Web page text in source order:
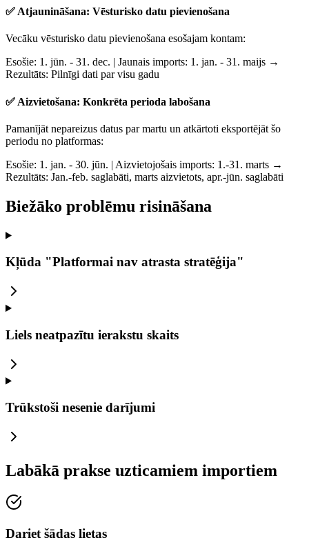
✅ Atjaunināšana: Vēsturisko datu pievienošana
Vecāku vēsturisko datu pievienošana esošajam kontam:
Esošie: 1. jūn. - 31. dec. | Jaunais imports: 1. jan. - 31. maijs →
Rezultāts: Pilnīgi dati par visu gadu
✅ Aizvietošana: Konkrēta perioda labošana
Pamanījāt nepareizus datus par martu un atkārtoti eksportējāt šo
periodu no platformas:
Esošie: 1. jan. - 30. jūn. | Aizvietojošais imports: 1.-31. marts →
Rezultāts: Jan.-feb. saglabāti, marts aizvietots, apr.-jūn. saglabāti
Biežāko problēmu risināšana
Kļūda "Platformai nav atrasta stratēģija"
Liels neatpazītu ierakstu skaits
Trūkstoši nesenie darījumi
Labākā prakse uzticamiem importiem
Dariet šādas lietas